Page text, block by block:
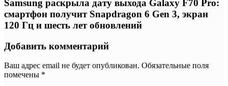
Samsung раскрыла дату выхода Galaxy F70 Pro:
смартфон получит Snapdragon 6 Gen 3, экран
120 Гц и шесть лет обновлений
Добавить комментарий
Ваш адрес email не будет опубликован. Обязательные поля
помечены *